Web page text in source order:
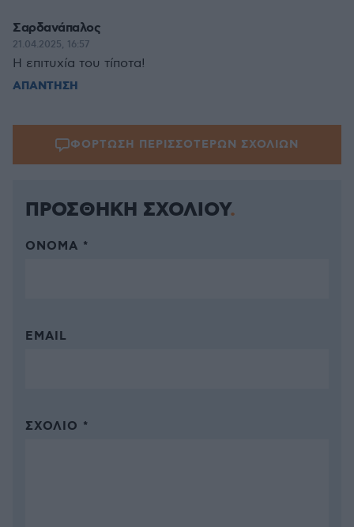
Σαρδανάπαλος
21.04.2025, 16:57
Η επιτυχία του τίποτα!
ΑΠΑΝΤΗΣΗ
ΦΟΡΤΩΣΗ ΠΕΡΙΣΣΟΤΕΡΩΝ ΣΧΟΛΙΩΝ
ΠΡΟΣΘΗΚΗ ΣΧΟΛΙΟΥ
ΌΝΟΜΑ *
EMAIL
ΣΧΌΛΙΟ *